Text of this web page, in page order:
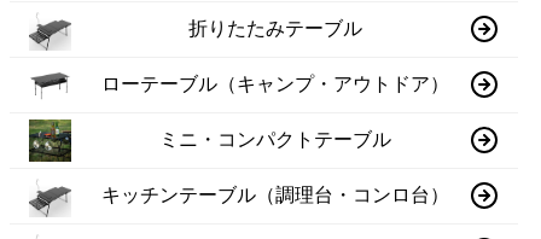
折りたたみテーブル
ローテーブル（キャンプ・アウトドア）
ミニ・コンパクトテーブル
キッチンテーブル（調理台・コンロ台）